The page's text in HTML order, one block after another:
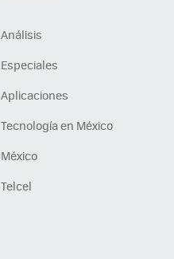
Análisis
Especiales
Aplicaciones
Tecnología en México
México
Telcel